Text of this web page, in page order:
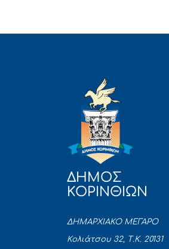
ΔΗΜΟΣ
ΚΟΡΙΝΘΙΩΝ
ΔΗΜΑΡΧΙΑΚΟ ΜΕΓΑΡΟ
Κολιάτσου 32, Τ.Κ. 20131